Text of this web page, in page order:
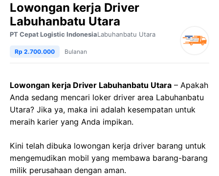
Lowongan kerja Driver
Labuhanbatu Utara
PT Cepat Logistic IndonesiaLabuhanbatu Utara
Rp 2.700.000 Bulanan
Lowongan kerja Driver Labuhanbatu Utara – Apakah
Anda sedang mencari loker driver area Labuhanbatu
Utara? Jika ya, maka ini adalah kesempatan untuk
meraih karier yang Anda impikan.
Kini telah dibuka lowongan kerja driver barang untuk
mengemudikan mobil yang membawa barang-barang
milik perusahaan dengan aman.